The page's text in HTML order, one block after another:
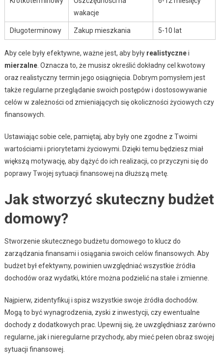
wakacje
Długoterminowy Zakup mieszkania 5-10 lat
Aby cele były efektywne, ważne jest, aby były realistycznei
mierzalne. Oznacza to, że musisz określić dokładny cel kwotowy
oraz realistyczny termin jego osiągnięcia. Dobrym pomysłem jest
także regularne przeglądanie swoich postępów i dostosowywanie
celów w zależności od zmieniających się okoliczności życiowych czy
finansowych.
Ustawiając sobie cele, pamiętaj, aby były one zgodne z Twoimi
wartościami i priorytetami życiowymi. Dzięki temu będziesz miał
większą motywację, aby dążyć do ich realizacji, co przyczyni się do
poprawy Twojej sytuacji finansowej na dłuższą metę.
Jak stworzyć skuteczny budżet
domowy?
Stworzenie skutecznego budżetu domowego to klucz do
zarządzania finansami i osiągania swoich celów finansowych. Aby
budżet był efektywny, powinien uwzględniać wszystkie źródła
dochodów oraz wydatki, które można podzielić na stałe i zmienne.
Najpierw, zidentyfikuj i spisz wszystkie swoje źródła dochodów.
Mogą to być wynagrodzenia, zyski z inwestycji, czy ewentualne
dochody z dodatkowych prac. Upewnij się, że uwzględniasz zarówno
regularne, jak i nieregularne przychody, aby mieć pełen obraz swojej
sytuacji finansowej.